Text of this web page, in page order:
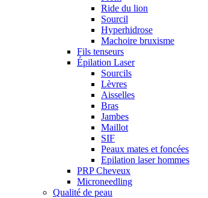
Ride du lion
Sourcil
Hyperhidrose
Machoire bruxisme
Fils tenseurs
Épilation Laser
Sourcils
Lèvres
Aisselles
Bras
Jambes
Maillot
SIF
Peaux mates et foncées
Epilation laser hommes
PRP Cheveux
Microneedling
Qualité de peau